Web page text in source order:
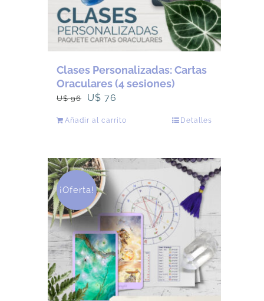
Clases Personalizadas: Cartas
Oraculares (4 sesiones)
U$96
El
U$
96.
U$76
U$
Añadir al carrito Detalles
¡Oferta!